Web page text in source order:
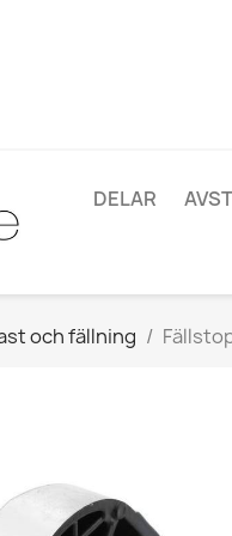
DELAR
och fällning